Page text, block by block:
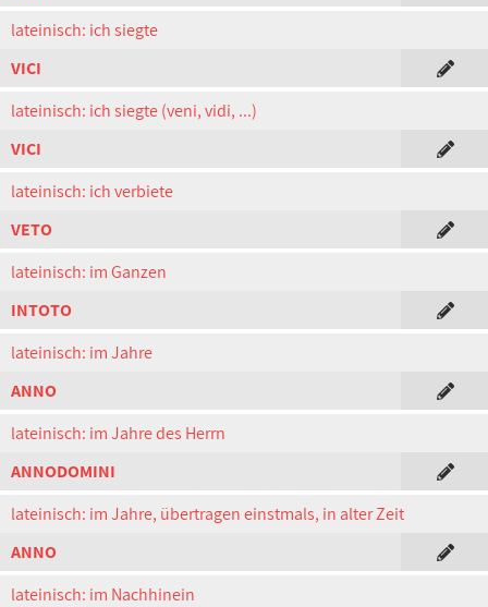
lateinisch: ich siegte
VICI
lateinisch: ich siegte (veni, vidi, ...)
VICI
lateinisch: ich verbiete
VETO
lateinisch: im Ganzen
INTOTO
lateinisch: im Jahre
ANNO
lateinisch: im Jahre des Herrn
ANNODOMINI
lateinisch: im Jahre, übertragen einstmals, in alter Zeit
ANNO
lateinisch: im Nachhinein